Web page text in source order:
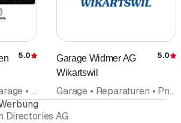
- Frühlings-/Sommer- & Winterchecks
- Reifenservice & Räderhotel
- Reparaturen
- Neuwagen-Verkauf: Personenwagen
und Nutzfahrzeuge
Bewertung
5.0
Autovertretung • Garage • Pneus Pneuservice • Occasionen • Carrosserie • Autowaschanlage
Garage Widmer AG
Wikartswil
5.0
Garage • Reparaturen • Pneus Pneuservice • Autohandel Occasionshandel • Occasionen
Directories AG